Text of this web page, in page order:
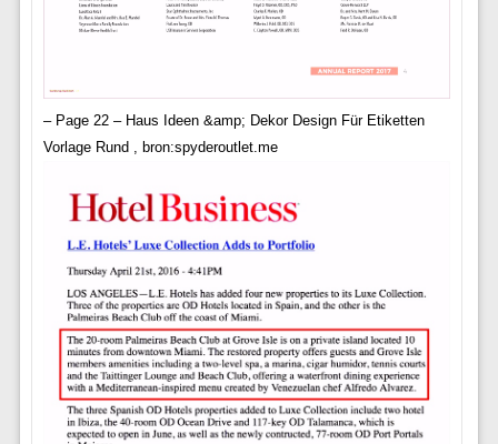
– Page 22 – Haus Ideen &amp; Dekor Design Für Etiketten
Vorlage Rund , bron:spyderoutlet.me